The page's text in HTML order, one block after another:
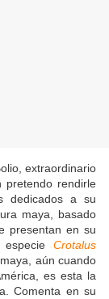
extraordinario
pretendo rendirle
dedicados a su
maya, basado
presentan en su
Crotalus
aún cuando
es esta la
Comenta en su